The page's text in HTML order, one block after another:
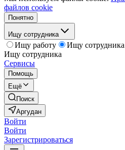
файлов cookie
Понятно
Ищу сотрудника
Ищу работу
Ищу сотрудника
Ищу сотрудника
Сервисы
Помощь
Ещё
Поиск
Аргудан
Войти
Войти
Зарегистрироваться